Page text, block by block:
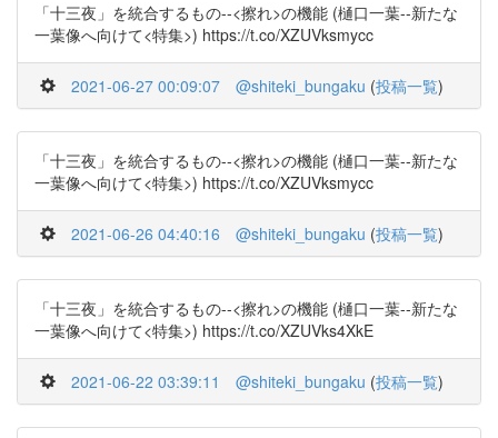
「十三夜」を統合するもの--<擦れ>の機能 (樋口一葉--新たな
一葉像へ向けて<特集>) https://t.co/XZUVksmycc
2021-06-27 00:09:07 @shiteki_bungaku (投稿一覧)
「十三夜」を統合するもの--<擦れ>の機能 (樋口一葉--新たな
一葉像へ向けて<特集>) https://t.co/XZUVksmycc
2021-06-26 04:40:16 @shiteki_bungaku (投稿一覧)
「十三夜」を統合するもの--<擦れ>の機能 (樋口一葉--新たな
一葉像へ向けて<特集>) https://t.co/XZUVks4XkE
2021-06-22 03:39:11 @shiteki_bungaku (投稿一覧)